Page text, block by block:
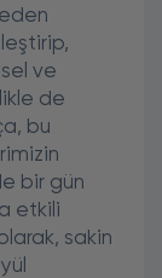
ve
de
bu
bir gün
etkili
sakin